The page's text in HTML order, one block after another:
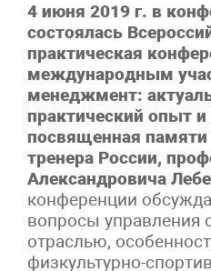
4 июня 2019 г. в
состоялась
практическая
международным
менеджмент:
практический опыт
посвященная памяти
тренера России,
Александровича
конференции
вопросы управления
отраслью,
физкультурно-